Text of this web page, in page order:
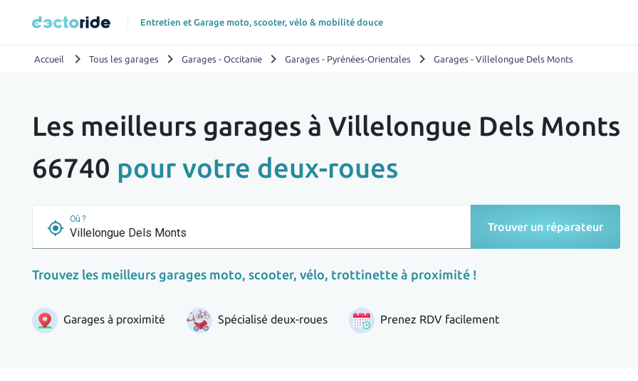
Entretien et Garage moto, scooter, vélo & mobilité douce
Accueil chevron_right Tous les garages chevron_right Garages - Occitanie chevron_right Garages - Pyrénées-Orientales chevron_right Garages - Villelongue Dels Monts
Les meilleurs garages à Villelongue Dels Monts
66740 pour votre deux-roues
my_location
Où ?
Trouver un réparateur
Trouvez les meilleurs garages moto, scooter, vélo, trottinette à proximité !
Garages à proximité Spécialisé deux-roues Prenez RDV facilement